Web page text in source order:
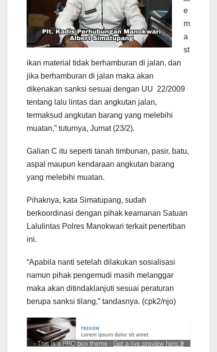
e
m
a
st
ikan material tidak berhamburan di jalan, dan
jika berhamburan di jalan maka akan
dikenakan sanksi sesuai dengan UU 22/2009
tentang lalu lintas dan angkutan jalan,
termaksud angkutan barang yang melebihi
muatan,” tuturnya, Jumat (23/2).
Galian C itu seperti tanah timbunan, pasir, batu,
aspal maupun kendaraan angkutan barang
yang melebihi muatan.
Pihaknya, kata Simatupang, sudah
berkoordinasi dengan pihak keamanan Satuan
Lalulintas Polres Manokwari terkait penertiban
ini.
“Apabila nanti setelah dilakukan sosialisasi
namun pihak pengemudi masih melanggar
maka akan ditindaklanjuti sesuai peraturan
berupa sanksi tilang,” tandasnya. (cpk2/njo)